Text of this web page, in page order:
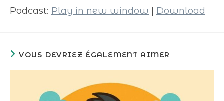
Podcast: Play in new window Download
VOUS DEVRIEZ ÉGALEMENT AIMER